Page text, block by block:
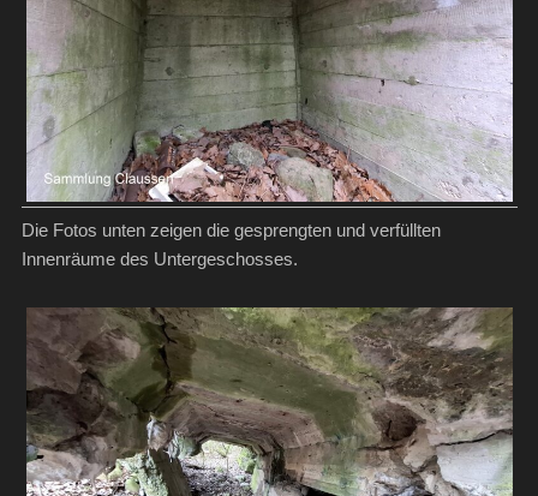
Die Fotos unten zeigen die gesprengten und verfüllten
Innenräume des Untergeschosses.